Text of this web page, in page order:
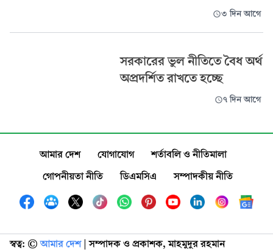
৩ দিন আগে
সরকারের ভুল নীতিতে বৈধ অর্থ
অপ্রদর্শিত রাখতে হচ্ছে
৭ দিন আগে
আমার দেশ যোগাযোগ
শর্তাবলি ও নীতিমালা
গোপনীয়তা নীতি
ডিএমসিএ সম্পাদকীয় নীতি
স্বত্ব: ©️ আমার দেশ| সম্পাদক ও প্রকাশক, মাহমুদুর রহমান